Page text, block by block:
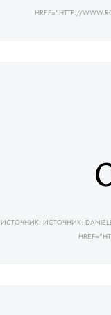
HREF="HTTP://
ИСТОЧНИК: ИСТОЧНИК: DANIELE